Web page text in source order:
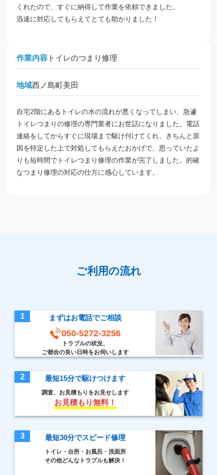
くれたので、すぐに納得して作業を依頼できました。
迅速に対応してもらえてとても助かりました！
作業内容 トイレのつまり修理
地域西ノ島町美田
自宅2階にあるトイレの水の流れが悪くなってしまい、急遽
トイレつまりの修理の専門業者にお世話になりました。電話
連絡をしてからすぐに現場まで駆け付けてくれ、きちんと原
因を特定した上で対処してもらえたおかげで、思っていたよ
りも短時間でトイレつまり修理の作業が完了しました。的確
なつまり修理の対応の仕方に感心しています。
ご利用の流れ
1 まずはお電話でご相談
050-5272-3256
トラブルの状況、
ご都合の良い日時をお伺いします
2 最短15分で駆けつけます
調査、お見積もりをお見せします
お見積もり無料！
3 最短30分でスピード修理
トイレ・台所・お風呂・洗面所
その他どんなトラブルも解決！